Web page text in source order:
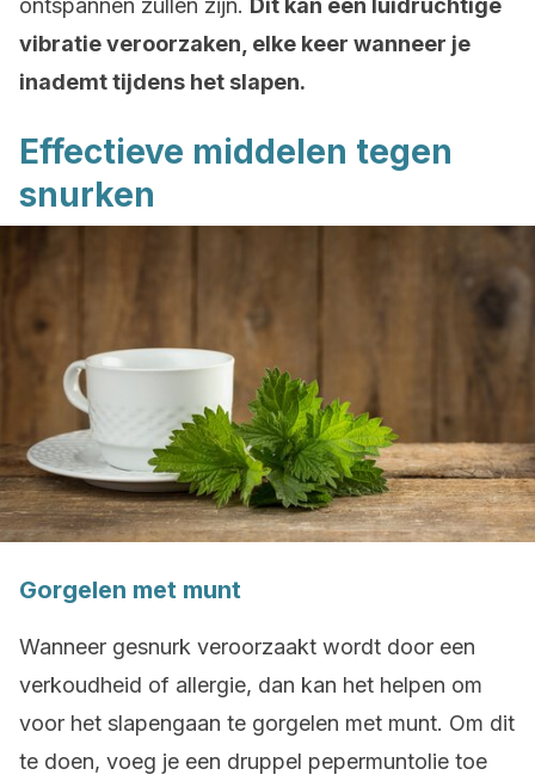
ontspannen zullen zijn. Dit kan een luidruchtige
vibratie veroorzaken, elke keer wanneer je
inademt tijdens het slapen.
Effectieve middelen tegen
snurken
Gorgelen met munt
Wanneer gesnurk veroorzaakt wordt door een
verkoudheid of allergie, dan kan het helpen om
voor het slapengaan te gorgelen met munt. Om dit
te doen, voeg je een druppel pepermuntolie toe